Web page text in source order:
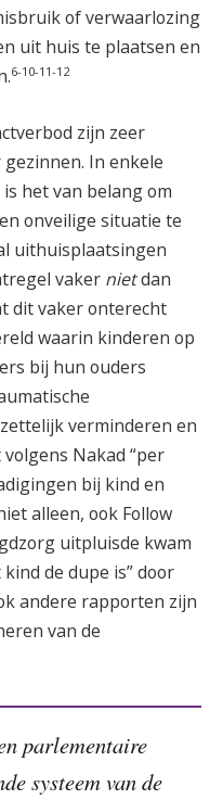
of verwaarlozing
uit huis te plaatsen en
6-10-11-12
zijn zeer
In enkele
het van belang om
onveilige situatie te
uithuisplaatsingen
vaker nietdan
dit vaker onterecht
waarin kinderen op
bij hun ouders
verminderen en
Nakad “per
bij kind en
alleen, ook Follow
uitpluisde kwam
de dupe is” door
andere rapporten zijn
van de
parlementaire
systeem van de